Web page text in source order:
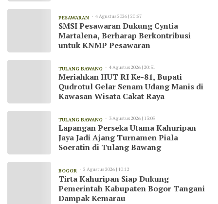
PESAWARAN 4 Agustus 2026 | 20:57
SMSI Pesawaran Dukung Cyntia
Martalena, Berharap Berkontribusi
untuk KNMP Pesawaran
TULANG BAWANG 4 Agustus 2026 | 20:51
Meriahkan HUT RI Ke-81, Bupati
Qudrotul Gelar Senam Udang Manis di
Kawasan Wisata Cakat Raya
TULANG BAWANG 3 Agustus 2026 | 13:09
Lapangan Perseka Utama Kahuripan
Jaya Jadi Ajang Turnamen Piala
Soeratin di Tulang Bawang
BOGOR 2 Agustus 2026 | 10:12
Tirta Kahuripan Siap Dukung
Pemerintah Kabupaten Bogor Tangani
Dampak Kemarau